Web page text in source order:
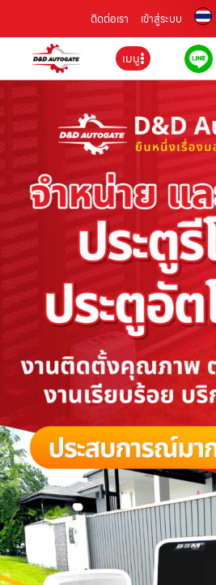
ติดต่อเรา เข้าสู่ระบบ
เมนู